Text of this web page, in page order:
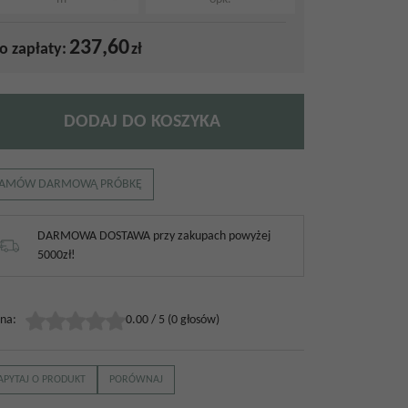
zapłaty: 237,60zł
DODAJ DO KOSZYKA
DARMOWĄ PRÓBKĘ
DARMOWA DOSTAWA przy zakupach powyżej
5000zł!
: 0.00 / 5 (0 głosów)
O PRODUKT PORÓWNAJ